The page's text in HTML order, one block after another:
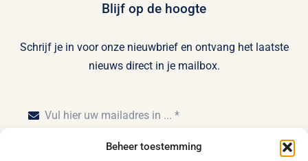
Beheer toestemming
Blijf op de hoogte
Schrijf je in voor onze nieuwbrief en ontvang het laatste
nieuws direct in je mailbox.